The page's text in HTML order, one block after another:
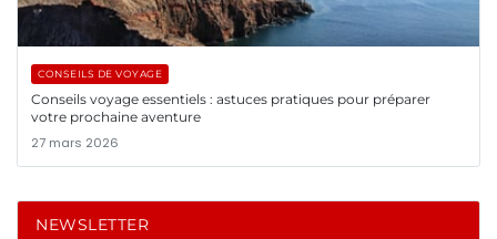
CONSEILS DE VOYAGE
Conseils voyage essentiels : astuces pratiques pour préparer
votre prochaine aventure
27 mars 2026
NEWSLETTER